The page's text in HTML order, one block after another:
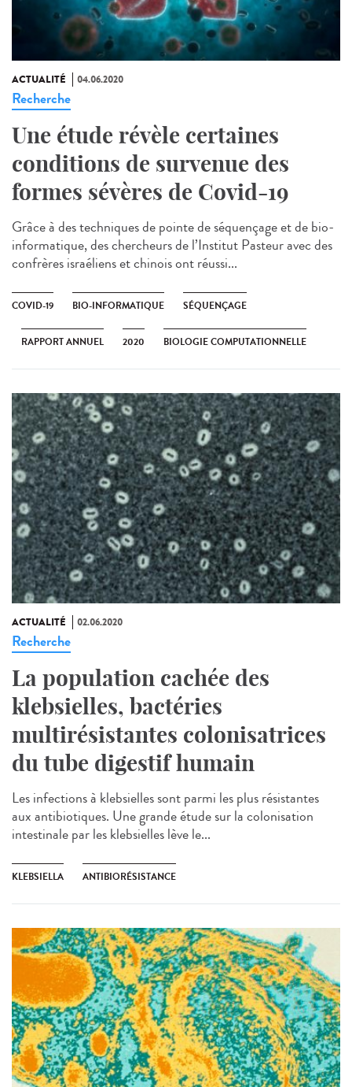
ACTUALITÉ 04.06.2020
Recherche
Une étude révèle certaines
conditions de survenue des
formes sévères de Covid-19
Grâce à des techniques de pointe de séquençage et de bio-
informatique, des chercheurs de l’Institut Pasteur avec des
confrères israéliens et chinois ont réussi...
COVID-19 BIO-INFORMATIQUE SÉQUENÇAGE
RAPPORT ANNUEL 2020 BIOLOGIE COMPUTATIONNELLE
ACTUALITÉ 02.06.2020
Recherche
La population cachée des
klebsielles, bactéries
multirésistantes colonisatrices
du tube digestif humain
Les infections à klebsielles sont parmi les plus résistantes
aux antibiotiques. Une grande étude sur la colonisation
intestinale par les klebsielles lève le...
KLEBSIELLA ANTIBIORÉSISTANCE